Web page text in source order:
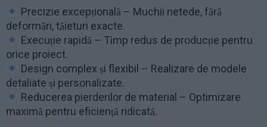
Precizie excepțională – Muchii netede, fără
deformări, tăieturi exacte.
Execuție rapidă – Timp redus de producție pentru
orice proiect.
Design complex și flexibil – Realizare de modele
detaliate și personalizate.
Reducerea pierderilor de material – Optimizare
maximă pentru eficiență ridicată.